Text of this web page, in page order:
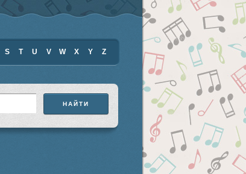
S T U V W X Y Z